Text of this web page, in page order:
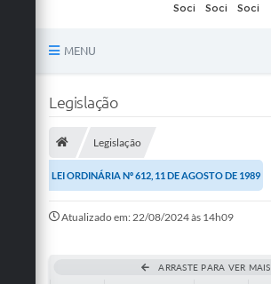
MENU
Publicações
A Prefeitura
Legislação
Legislação
LEI ORDINÁRIA Nº 612, 11 DE AGOSTO DE 1989
Atualizado em: 22/08/2024 às 14h09
ARRASTE PARA VER MAIS